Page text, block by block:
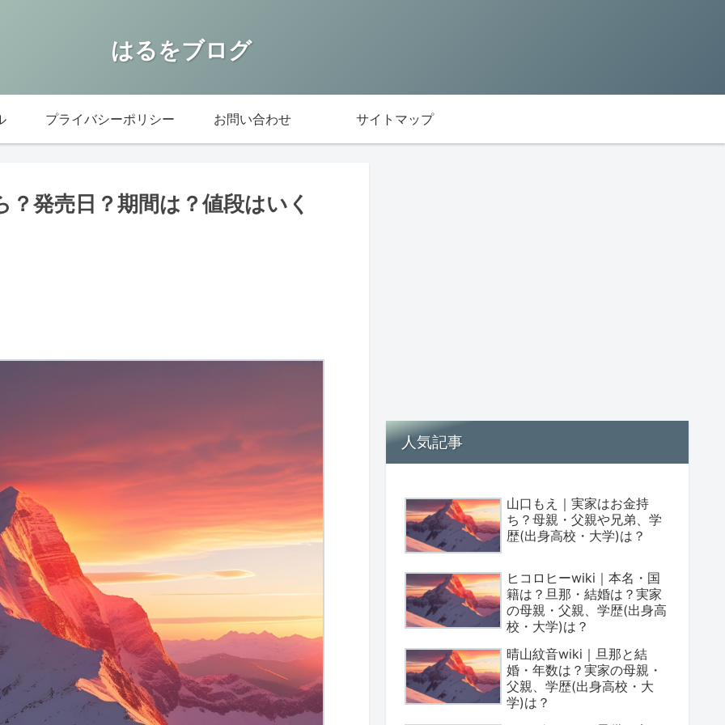
はるをブログ
プライバシーポリシー お問い合わせ サイトマップ
発売日？期間は？値段はいく
人気記事
山口もえ｜実家はお金持
ち？母親・父親や兄弟、学
歴(出身高校・大学)は？
ヒコロヒーwiki｜本名・国
籍は？旦那・結婚は？実家
の母親・父親、学歴(出身高
校・大学)は？
晴山紋音wiki｜旦那と結
婚・年数は？実家の母親・
父親、学歴(出身高校・大
学)は？